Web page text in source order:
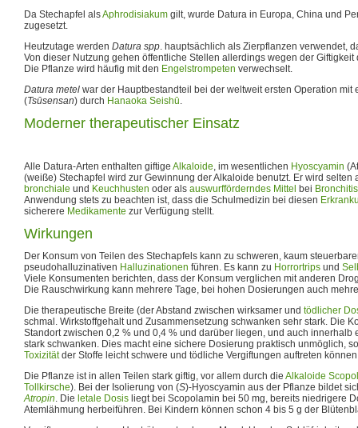
Da Stechapfel alsAphrodisiakum gilt, wurde Datura in Europa, China und
zugesetzt.
Heutzutage werden Datura spp. hauptsächlich als Zierpflanzen verwendet,
Von dieser Nutzung gehen öffentliche Stellen allerdings wegen der
Die Pflanze wird häufig mit den Engelstrompeten verwechselt.
Datura metel war der Hauptbestandteil bei der weltweit ersten Operation mit
(Tsūsensan) durch Hanaoka Seishū.
Moderner therapeutischer Einsatz
Alle Datura-Arten enthalten giftige Alkaloide, im wesentlichen Hyoscyamin
(weiße) Stechapfel wird zur Gewinnung der Alkaloide benutzt. Er wird selten
bronchiale und Keuchhusten oder als auswurfförderndes Mittel bei Bronchitis
Anwendung stets zu beachten ist, dass die Schulmedizin bei diesen
sicherere Medikamente zur Verfügung stellt.
Wirkungen
Der Konsum von Teilen des Stechapfels kann zu schweren, kaum
pseudohalluzinativen Halluzinationen führen. Es kann zu Horrortrips und
Viele Konsumenten berichten, dass der Konsum verglichen mit anderen
Die Rauschwirkung kann mehrere Tage, bei hohen Dosierungen auch
Die therapeutische Breite (der Abstand zwischen wirksamer und tödlicher
schmal. Wirkstoffgehalt und Zusammensetzung schwanken sehr stark. Die
Standort zwischen 0,2 % und 0,4 % und darüber liegen, und auch innerhalb
stark schwanken. Dies macht eine sichere Dosierung praktisch unmöglich,
Toxizitätder Stoffe leicht schwere und tödliche Vergiftungen auftreten
Die Pflanze ist in allen Teilen stark giftig, vor allem durch die Alkaloide
Tollkirsche). Bei der Isolierung von (S)-Hyoscyamin aus der Pflanze bildet
Atropin. Die letale Dosis liegt bei Scopolamin bei 50 mg, bereits niedrigere
Atemlähmung herbeiführen. Bei Kindern können schon 4 bis 5 g der